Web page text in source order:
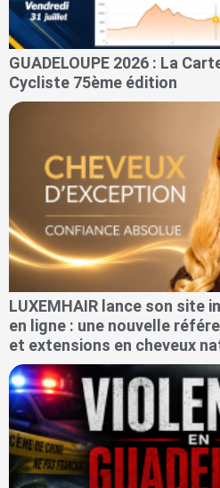
GUADELOUPE 2026 : La
Cycliste 75ème édition
LUXEMHAIR lance son site
en ligne : une nouvelle
et extensions en cheveux